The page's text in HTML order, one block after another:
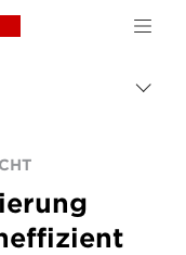
Canon Logo, back
Auf